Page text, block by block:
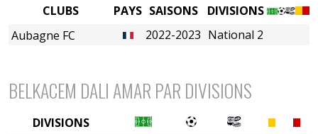
PAYS SAISONS
DIVISIONS
2022-2023 National 2
CLUBS
Aubagne FC
BELKACEM DALI AMAR PAR DIVISIONS
DIVISIONS